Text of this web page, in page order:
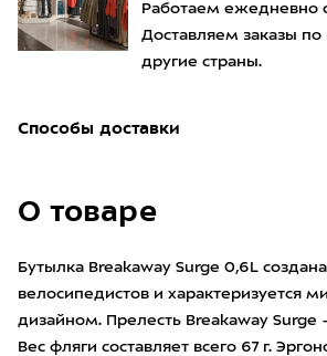
Работаем ежедневно
Доставляем заказы по
другие страны.
Способы доставки
О товаре
Бутылка Breakaway Surge 0,6L
велосипедистов и характеризуется
дизайном. Прелесть Breakaway Surge
Вес фляги составляет всего 67 г.